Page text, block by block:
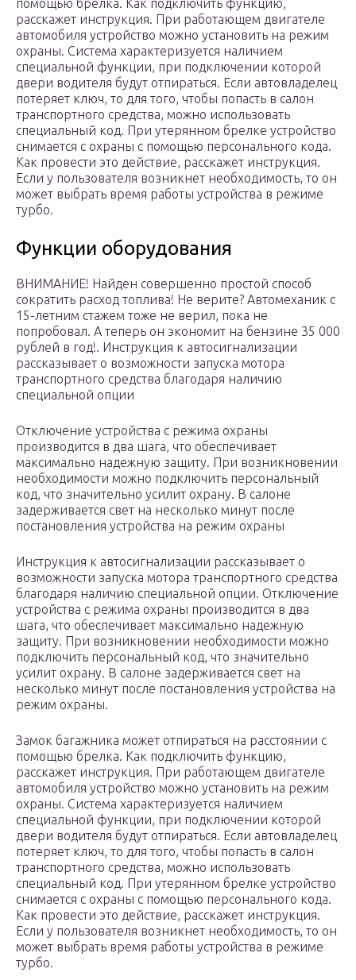
помощью брелка. Как подключить функцию,
расскажет инструкция. При работающем двигателе
автомобиля устройство можно установить на режим
охраны. Система характеризуется наличием
специальной функции, при подключении которой
двери водителя будут отпираться. Если автовладелец
потеряет ключ, то для того, чтобы попасть в салон
транспортного средства, можно использовать
специальный код. При утерянном брелке устройство
снимается с охраны с помощью персонального кода.
Как провести это действие, расскажет инструкция.
Если у пользователя возникнет необходимость, то он
может выбрать время работы устройства в режиме
турбо.
Функции оборудования
ВНИМАНИЕ! Найден совершенно простой способ
сократить расход топлива! Не верите? Автомеханик с
15-летним стажем тоже не верил, пока не
попробовал. А теперь он экономит на бензине 35 000
рублей в год!. Инструкция к автосигнализации
рассказывает о возможности запуска мотора
транспортного средства благодаря наличию
специальной опции
Отключение устройства с режима охраны
производится в два шага, что обеспечивает
максимально надежную защиту. При возникновении
необходимости можно подключить персональный
код, что значительно усилит охрану. В салоне
задерживается свет на несколько минут после
постановления устройства на режим охраны
Инструкция к автосигнализации рассказывает о
возможности запуска мотора транспортного средства
благодаря наличию специальной опции. Отключение
устройства с режима охраны производится в два
шага, что обеспечивает максимально надежную
защиту. При возникновении необходимости можно
подключить персональный код, что значительно
усилит охрану. В салоне задерживается свет на
несколько минут после постановления устройства на
режим охраны.
Замок багажника может отпираться на расстоянии с
помощью брелка. Как подключить функцию,
расскажет инструкция. При работающем двигателе
автомобиля устройство можно установить на режим
охраны. Система характеризуется наличием
специальной функции, при подключении которой
двери водителя будут отпираться. Если автовладелец
потеряет ключ, то для того, чтобы попасть в салон
транспортного средства, можно использовать
специальный код. При утерянном брелке устройство
снимается с охраны с помощью персонального кода.
Как провести это действие, расскажет инструкция.
Если у пользователя возникнет необходимость, то он
может выбрать время работы устройства в режиме
турбо.